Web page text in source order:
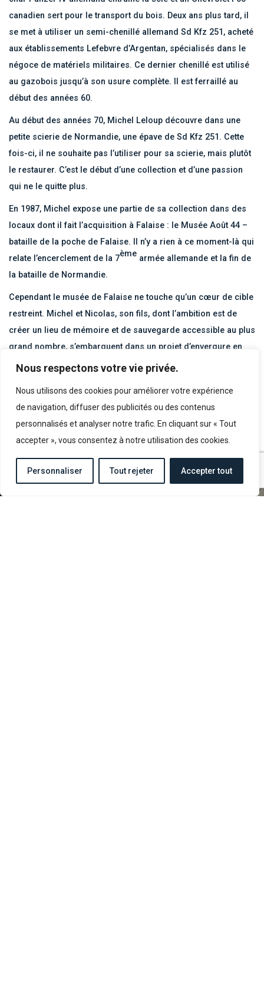
Nous respectons votre vie privée.
Nous utilisons des cookies pour améliorer votre expérience
de navigation, diffuser des publicités ou des contenus
personnalisés et analyser notre trafic. En cliquant sur « Tout
accepter », vous consentez à notre utilisation des cookies.
Personnaliser Tout rejeter Accepter tout
canadien sert pour le transport du bois. Deux ans plus tard, il
se met à utiliser un semi-chenillé allemand Sd Kfz 251, acheté
aux établissements Lefebvre d’Argentan, spécialisés dans le
négoce de matériels militaires. Ce dernier chenillé est utilisé
au gazobois jusqu’à son usure complète. Il est ferraillé au
début des années 60.
Au début des années 70, Michel Leloup découvre dans une
petite scierie de Normandie, une épave de Sd Kfz 251. Cette
fois-ci, il ne souhaite pas l’utiliser pour sa scierie, mais plutôt
le restaurer. C’est le début d’une collection et d’une passion
qui ne le quitte plus.
En 1987, Michel expose une partie de sa collection dans des
locaux dont il fait l’acquisition à Falaise : le Musée Août 44 –
bataille de la poche de Falaise. Il n’y a rien à ce moment-là qui
relate l’encerclement de la 7ème armée allemande et la fin de
la bataille de Normandie.
Cependant le musée de Falaise ne touche qu’un cœur de cible
restreint. Michel et Nicolas, son fils, dont l’ambition est de
créer un lieu de mémoire et de sauvegarde accessible au plus
grand nombre, s’embarquent dans un projet d’envergure en
plein cœur du tourisme de mémoire. Malheureusement,
de ce projet : Overlord Museum – Omaha Beach.
DÉCOUVREZ AUSSI